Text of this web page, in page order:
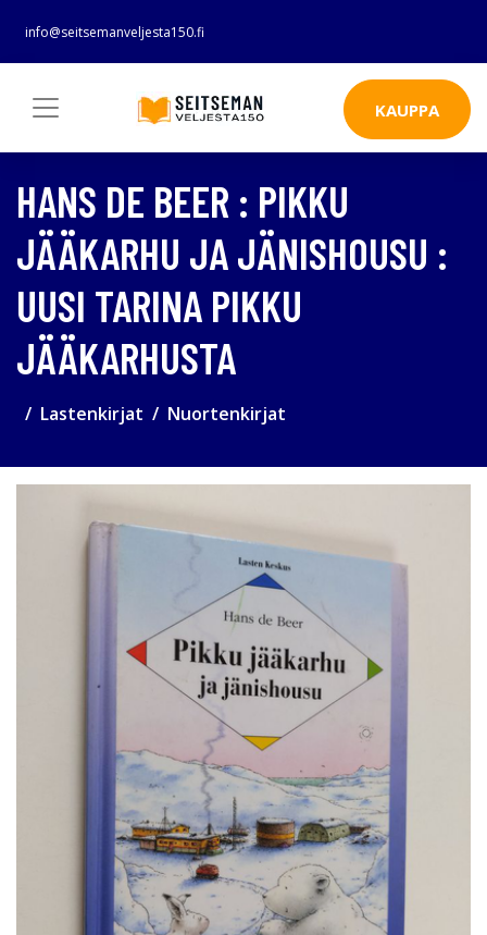
info@seitsemanveljesta150.fi
KAUPPA
HANS DE BEER : PIKKU
JÄÄKARHU JA JÄNISHOUSU :
UUSI TARINA PIKKU
JÄÄKARHUSTA
Lastenkirjat Nuortenkirjat